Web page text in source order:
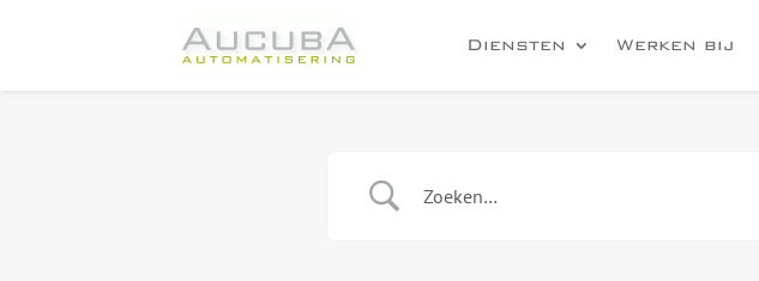
Diensten Werken bij